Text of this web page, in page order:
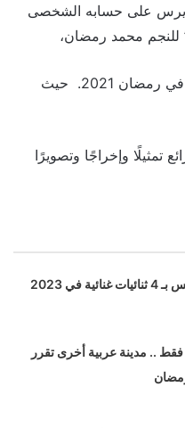
على حسابه الشخصى
محمد رمضان،
يُعرض على قناة dmc يوميًا في رمضان 2021. حيث
تمثيلًا وإخراجًا وتصويرًا
في 2023
.. مدينة عربية أخرى تقرر